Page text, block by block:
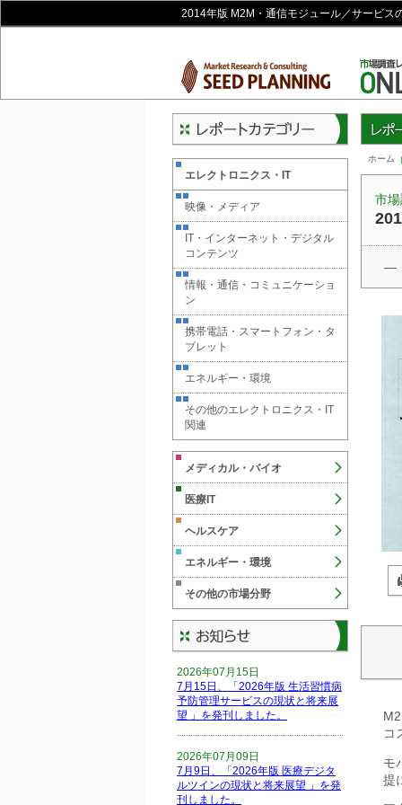
2014年版 M2M・通信モジュール／サービス
ホーム
市
―
コ
モ
提
エレクトロニクス・IT
映像・メディア
IT・インターネット・デジタル
コンテンツ
情報・通信・コミュニケーショ
ン
携帯電話・スマートフォン・タ
ブレット
エネルギー・環境
その他のエレクトロニクス・IT
関連
メディカル・バイオ
医療IT
ヘルスケア
エネルギー・環境
その他の市場分野
2026年07月15日
7月15日、「2026年版 生活習慣病
予防管理サービスの現状と将来展
望 」を発刊しました。
2026年07月09日
7月9日、「2026年版 医療デジタ
ルツインの現状と将来展望 」を発
刊しました。